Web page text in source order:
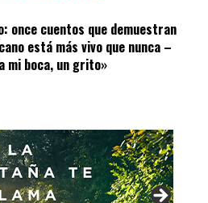
once cuentos que demuestran
está más vivo que nunca –
mi boca, un grito»